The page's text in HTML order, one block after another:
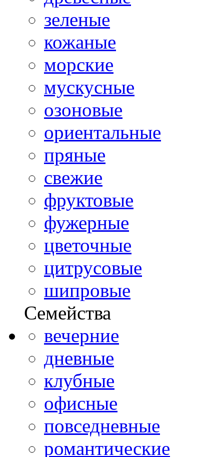
зеленые
кожаные
морские
мускусные
озоновые
ориентальные
пряные
свежие
фруктовые
фужерные
цветочные
цитрусовые
шипровые
Семейства
вечерние
дневные
клубные
офисные
повседневные
романтические